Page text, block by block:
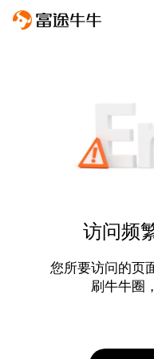
访问频
您所要访问的页
刷牛牛圈